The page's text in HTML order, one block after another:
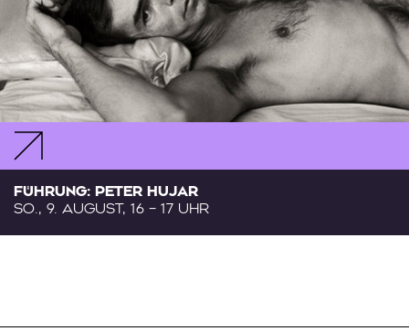
FÜHRUNG: PETER HUJAR
SO., 9. AUGUST, 16 – 17 UHR